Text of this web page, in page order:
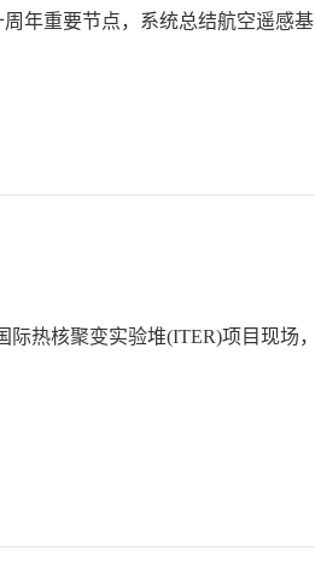
年重要节点，系统总结航空遥感基
热核聚变实验堆(ITER)项目现场，